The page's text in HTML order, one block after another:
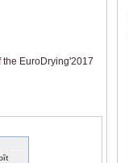
EuroDrying'2017